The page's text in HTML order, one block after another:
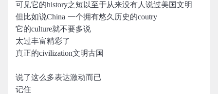
可见它的history之短以至于从来没有人说过美国文明
但比如说China 一个拥有悠久历史的coutry
它的culture就不要多说
太过丰富精彩了
真正的civilization文明古国
说了这么多表达激动而已
记住